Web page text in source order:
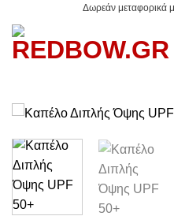
στο
περιεχόμενο
Δωρεάν μεταφορικά